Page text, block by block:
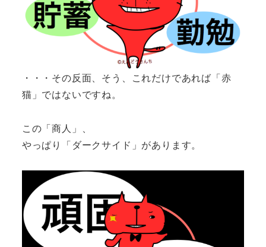
・・・その反面、そう、これだけであれば「赤
猫」ではないですね。
この「商人」、
やっぱり「ダークサイド」があります。